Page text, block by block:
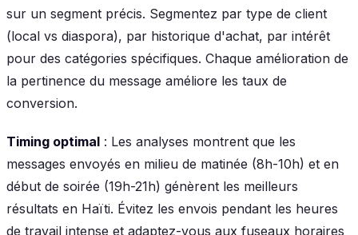
sur un segment précis. Segmentez par type de client
(local vs diaspora), par historique d'achat, par intérêt
pour des catégories spécifiques. Chaque amélioration de
la pertinence du message améliore les taux de
conversion.
Timing optimal : Les analyses montrent que les
messages envoyés en milieu de matinée (8h-10h) et en
début de soirée (19h-21h) génèrent les meilleurs
résultats en Haïti. Évitez les envois pendant les heures
de travail intense et adaptez-vous aux fuseaux horaires